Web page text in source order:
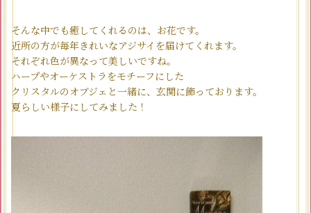
そんな中でも癒してくれるのは、お花です。
近所の方が毎年きれいなアジサイを届けてくれます。
それぞれ色が異なって美しいですね。
ハープやオーケストラをモチーフにした
クリスタルのオブジェと一緒に、玄関に飾っております。
夏らしい様子にしてみました！